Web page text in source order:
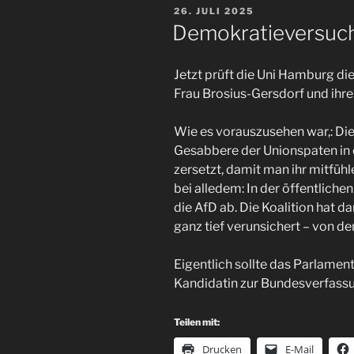
VERÖFFENTLICHT
AM
26. JULI 2025
Jetzt prüft die Uni Hamburg
Frau Brosius-Gersdorf und
Wie es vorauszusehen war,:
Gesabbere der Unionspaten
zersetzt, damit man ihr
bei alledem: In der
die AfD ab. Die Koalition hat
ganz tief verunsichert – von
Eigentlich sollte das
Kandidatin zur
Teilen mit:
Drucken E-Mail